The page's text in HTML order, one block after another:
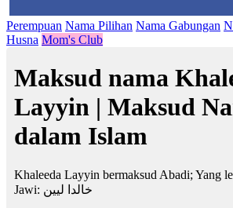
Perempuan Nama Pilihan Nama Gabungan
Husna Mom's Club
Maksud nama
Layyin | Maksud
dalam Islam
Khaleeda Layyin bermaksud Abadi; Yang
Jawi: خالدا ليين